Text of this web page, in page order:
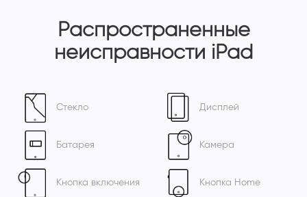
Распространенные
неисправности iPad
Стекло Дисплей
Батарея Камера
Кнопка включения Кнопка Home